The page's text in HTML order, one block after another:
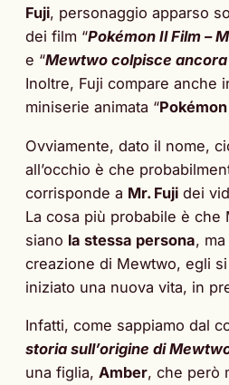
Fuji, personaggio apparso
dei film “Pokémon Il Film –
e “Mewtwo colpisce ancora
Inoltre, Fuji compare anche
miniserie animata “
Ovviamente, dato il nome,
all’occhio è che
corrisponde a Mr. Fuji dei
La cosa più probabile è che
siano la stessa persona,
creazione di Mewtwo, egli
iniziato una nuova vita, in
Infatti, come sappiamo dal
storia sull’origine di
una figlia, Amber, che però